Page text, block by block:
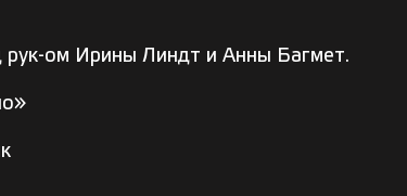
ом Ирины Линдт и Анны Багмет.